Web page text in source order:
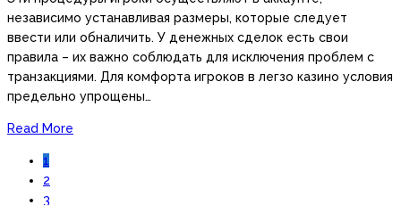
независимо устанавливая размеры, которые следует
ввести или обналичить. У денежных сделок есть свои
правила – их важно соблюдать для исключения проблем с
транзакциями. Для комфорта игроков в легзо казино условия
предельно упрощены…
Read More
1
2
3